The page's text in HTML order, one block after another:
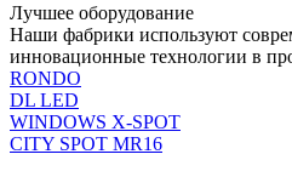
Лучшее оборудование
Наши фабрики используют
инновационные технологии в
RONDO
DL LED
WINDOWS X-SPOT
CITY SPOT MR16